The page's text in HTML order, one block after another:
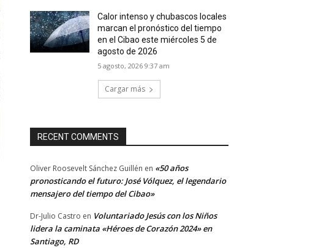
Calor intenso y chubascos locales
marcan el pronóstico del tiempo
en el Cibao este miércoles 5 de
agosto de 2026
5 agosto, 2026 9:37 am
Cargar más
RECENT COMMENTS
Oliver Roosevelt Sánchez Guillén en «50 años
pronosticando el futuro: José Vólquez, el legendario
mensajero del tiempo del Cibao»
Dr-Julio Castro en Voluntariado Jesús con los Niños
lidera la caminata «Héroes de Corazón 2024» en
Santiago, RD